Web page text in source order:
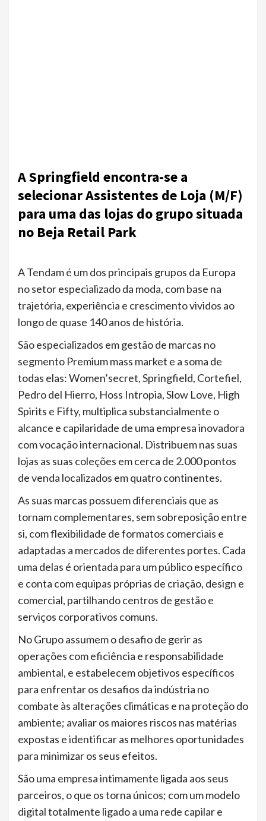
A Springfield encontra-se a
selecionar Assistentes de Loja (M/F)
para uma das lojas do grupo situada
no Beja Retail Park
A Tendam é um dos principais grupos da Europa
no setor especializado da moda, com base na
trajetória, experiência e crescimento vividos ao
longo de quase 140 anos de história.
São especializados em gestão de marcas no
segmento Premium mass market e a soma de
todas elas: Women’secret, Springfield, Cortefiel,
Pedro del Hierro, Hoss Intropia, Slow Love, High
Spirits e Fifty, multiplica substancialmente o
alcance e capilaridade de uma empresa inovadora
com vocação internacional. Distribuem nas suas
lojas as suas coleções em cerca de 2.000 pontos
de venda localizados em quatro continentes.
As suas marcas possuem diferenciais que as
tornam complementares, sem sobreposição entre
si, com flexibilidade de formatos comerciais e
adaptadas a mercados de diferentes portes. Cada
uma delas é orientada para um público específico
e conta com equipas próprias de criação, design e
comercial, partilhando centros de gestão e
serviços corporativos comuns.
No Grupo assumem o desafio de gerir as
operações com eficiência e responsabilidade
ambiental, e estabelecem objetivos específicos
para enfrentar os desafios da indústria no
combate às alterações climáticas e na proteção do
ambiente; avaliar os maiores riscos nas matérias
expostas e identificar as melhores oportunidades
para minimizar os seus efeitos.
São uma empresa intimamente ligada aos seus
parceiros, o que os torna únicos; com um modelo
digital totalmente ligado a uma rede capilar e